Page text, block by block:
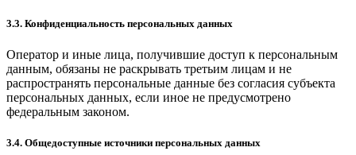
3.3. Конфиденциальность персональных данных
Оператор и иные лица, получившие доступ к персональным
данным, обязаны не раскрывать третьим лицам и не
распространять персональные данные без согласия субъекта
персональных данных, если иное не предусмотрено
федеральным законом.
3.4. Общедоступные источники персональных данных